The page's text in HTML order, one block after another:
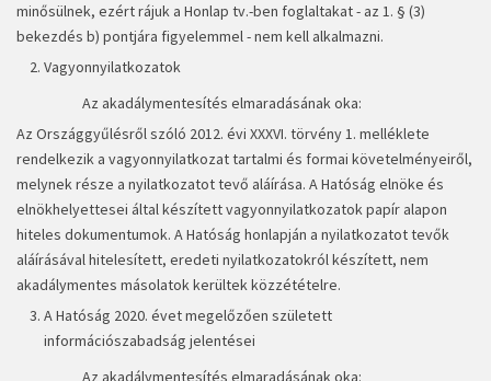
minősülnek, ezért rájuk a Honlap tv.-ben foglaltakat - az 1. § (3)
bekezdés b) pontjára figyelemmel - nem kell alkalmazni.
Vagyonnyilatkozatok
Az akadálymentesítés elmaradásának oka:
Az Országgyűlésről szóló 2012. évi XXXVI. törvény 1. melléklete
rendelkezik a vagyonnyilatkozat tartalmi és formai követelményeiről,
melynek része a nyilatkozatot tevő aláírása. A Hatóság elnöke és
elnökhelyettesei által készített vagyonnyilatkozatok papír alapon
hiteles dokumentumok. A Hatóság honlapján a nyilatkozatot tevők
aláírásával hitelesített, eredeti nyilatkozatokról készített, nem
akadálymentes másolatok kerültek közzétételre.
A Hatóság 2020. évet megelőzően született
információszabadság jelentései
Az akadálymentesítés elmaradásának oka: